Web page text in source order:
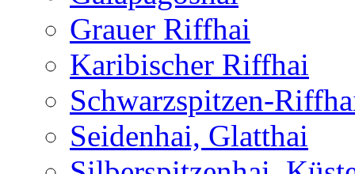
Grauer Riffhai
Karibischer Riffhai
Schwarzspitzen-
Seidenhai, Glatthai